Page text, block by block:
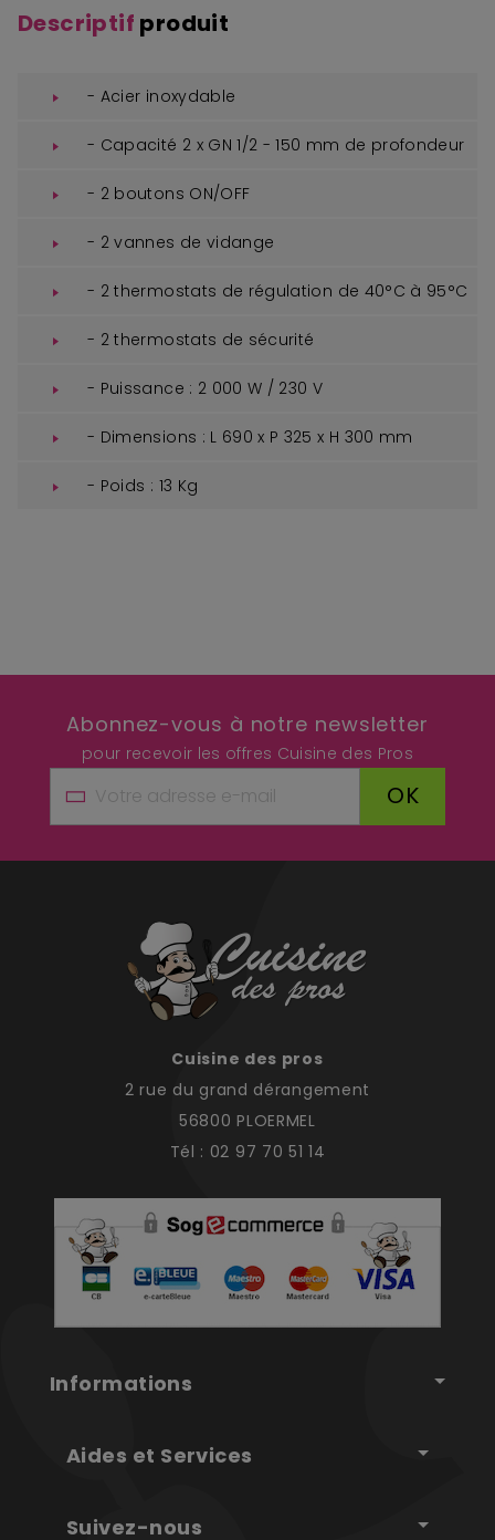
Descriptif produit
- Acier inoxydable
- Capacité 2 x GN 1/2 - 150 mm de profondeur
- 2 boutons ON/OFF
- 2 vannes de vidange
- 2 thermostats de régulation de 40°C à 95°C
- 2 thermostats de sécurité
- Puissance : 2 000 W / 230 V
- Dimensions : L 690 x P 325 x H 300 mm
- Poids : 13 Kg
Abonnez-vous à notre newsletter
pour recevoir les offres Cuisine des Pros
OK
Cuisine des pros
2 rue du grand dérangement
56800 PLOERMEL
Tél : 02 97 70 51 14
Informations
Aides et Services
Suivez-nous